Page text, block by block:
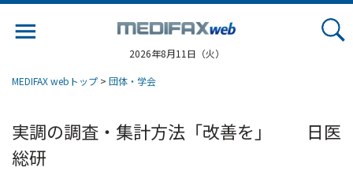
2026年8月11日（火）
MEDIFAX webトップ > 団体・学会
実調の調査・集計方法「改善を」 日医
総研